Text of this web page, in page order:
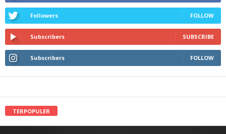
Followers FOLLOW
Subscribers SUBSCRIBE
Subscribers FOLLOW